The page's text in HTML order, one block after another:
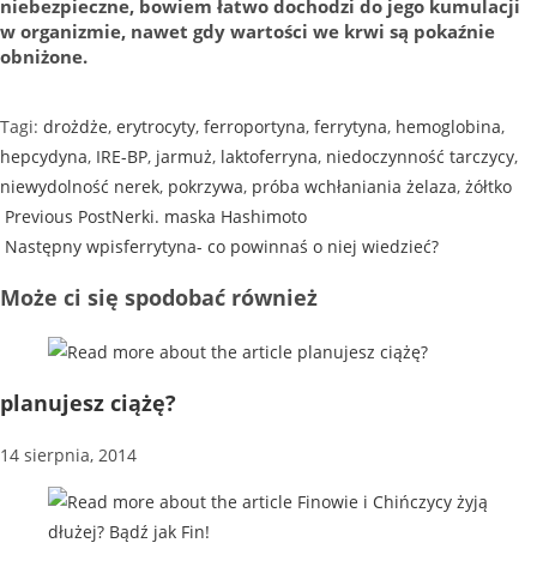
niebezpieczne, bowiem łatwo dochodzi do jego kumulacji
w organizmie, nawet gdy wartości we krwi są pokaźnie
obniżone.
Tagi: drożdże, erytrocyty, ferroportyna, ferrytyna, hemoglobina,
hepcydyna, IRE-BP, jarmuż, laktoferryna, niedoczynność tarczycy,
niewydolność nerek, pokrzywa, próba wchłaniania żelaza, żółtko
Previous PostNerki. maska Hashimoto
Następny wpisferrytyna- co powinnaś o niej wiedzieć?
Może ci się spodobać również
planujesz ciążę?
14 sierpnia, 2014